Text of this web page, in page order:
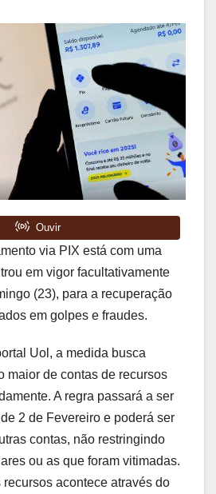
via PIX está com uma
em vigor facultativamente
(23), para a recuperação
em golpes e fraudes.
Uol, a medida busca
maior de contas de recursos
A regra passará a ser
2 de Fevereiro e poderá ser
contas, não restringindo
ou as que foram vitimadas.
acontece através do